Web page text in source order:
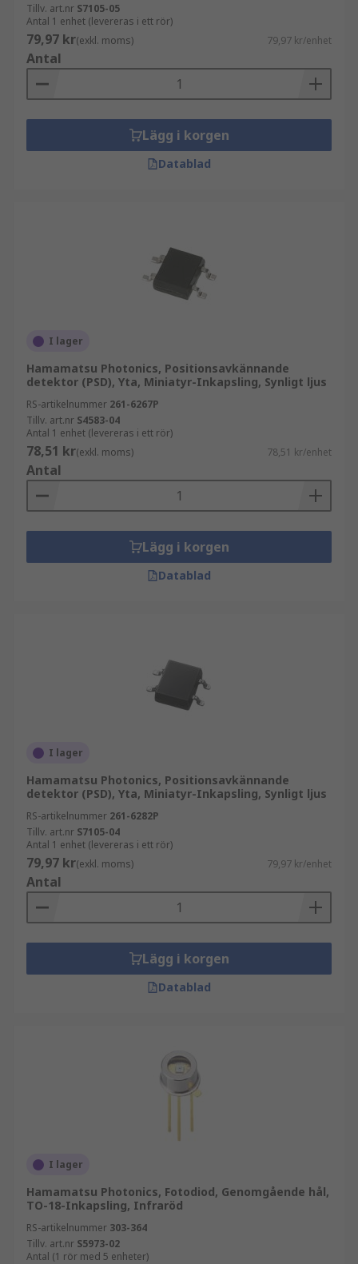
Tillv. art.nr S7105-05
Antal 1 enhet (levereras i ett rör)
79,97 kr(exkl. moms) 79,97 kr/enhet
Antal
Lägg i korgen
Datablad
I lager
Hamamatsu Photonics, Positionsavkännande
detektor (PSD), Yta, Miniatyr-Inkapsling, Synligt ljus
RS-artikelnummer 261-6267P
Tillv. art.nr S4583-04
Antal 1 enhet (levereras i ett rör)
78,51 kr(exkl. moms) 78,51 kr/enhet
Antal
Lägg i korgen
Datablad
I lager
Hamamatsu Photonics, Positionsavkännande
detektor (PSD), Yta, Miniatyr-Inkapsling, Synligt ljus
RS-artikelnummer 261-6282P
Tillv. art.nr S7105-04
Antal 1 enhet (levereras i ett rör)
79,97 kr(exkl. moms) 79,97 kr/enhet
Antal
Lägg i korgen
Datablad
I lager
Hamamatsu Photonics, Fotodiod, Genomgående hål,
TO-18-Inkapsling, Infraröd
RS-artikelnummer 303-364
Tillv. art.nr S5973-02
Antal (1 rör med 5 enheter)